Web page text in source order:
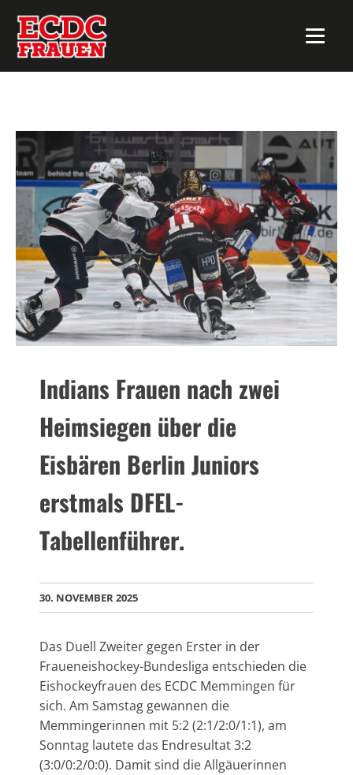
Indians Frauen nach zwei
Heimsiegen über die
Eisbären Berlin Juniors
erstmals DFEL-
Tabellenführer.
30. NOVEMBER 2025
Das Duell Zweiter gegen Erster in der
Fraueneishockey-Bundesliga entschieden die
Eishockeyfrauen des ECDC Memmingen für
sich. Am Samstag gewannen die
Memmingerinnen mit 5:2 (2:1/2:0/1:1), am
Sonntag lautete das Endresultat 3:2
(3:0/0:2/0:0). Damit sind die Allgäuerinnen